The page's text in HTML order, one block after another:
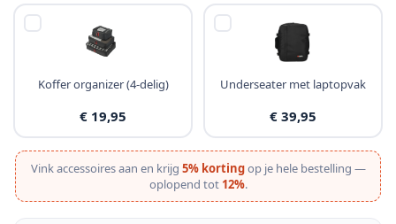
Koffer organizer (4-delig)
€ 19,95
Underseater met laptopvak
€ 39,95
Vink accessoires aan en krijg 5% kortingop je hele bestelling —
oplopend tot 12%.